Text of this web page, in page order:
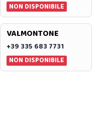
NON DISPONIBILE
VALMONTONE
+39 335 683 7731
NON DISPONIBILE